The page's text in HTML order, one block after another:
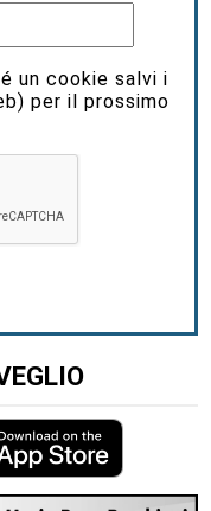
un cookie salvi i
per il prossimo